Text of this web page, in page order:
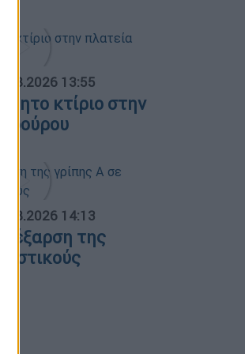
13:55
κτίριο στην
14:13
έξαρση της